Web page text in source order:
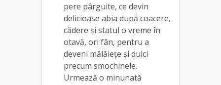
pere pârguite, ce devin
delicioase abia după coacere,
cădere și statul o vreme în
otavă, ori fân, pentru a
deveni mălăiețe și dulci
precum smochinele.
Urmează o minunată